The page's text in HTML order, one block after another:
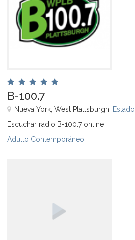
B-100.7
Nueva York, West Plattsburgh,
Escuchar radio B-100.7 online
Adulto Contemporáneo